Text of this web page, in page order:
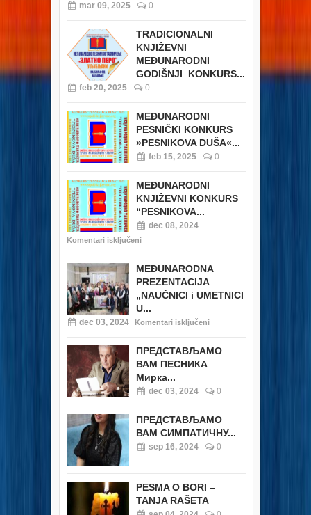
mar 09, 2025 0
TRADICIONALNI
KNJIŽEVNI
MEĐUNARODNI
GODIŠNJI KONKURS...
feb 20, 2025 0
MEĐUNARODNI
PESNIČKI KONKURS
»PESNIKOVA DUŠA«...
feb 15, 2025 0
MEĐUNARODNI
KNJIŽEVNI KONKURS
“PESNIKOVA...
dec 08, 2024
Komentari isključeni
MEĐUNARODNA
PREZENTACIJA
„NAUČNICI i UMETNICI
U...
dec 03, 2024 Komentari isključeni
ПРЕДСТАВЉАМО
ВАМ ПЕСНИКА
Мирка...
dec 03, 2024 0
ПРЕДСТАВЉАМО
ВАМ СИМПАТИЧНУ...
sep 16, 2024 0
PESMA O BORI –
TANJA RAŠETA